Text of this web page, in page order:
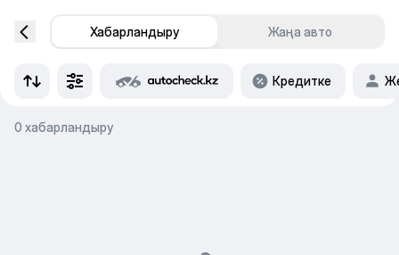
Хабарландыру Жаңа авто
Кредитке
0 хабарландыру